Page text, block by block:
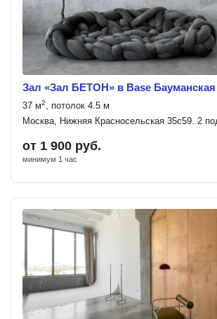
Зал «Зал БЕТОН» в Base Бауманская
37 м2, потолок 4.5 м
Москва, Нижняя Красносельская 35с59. 2
от 1 900 руб.
минимум 1 час